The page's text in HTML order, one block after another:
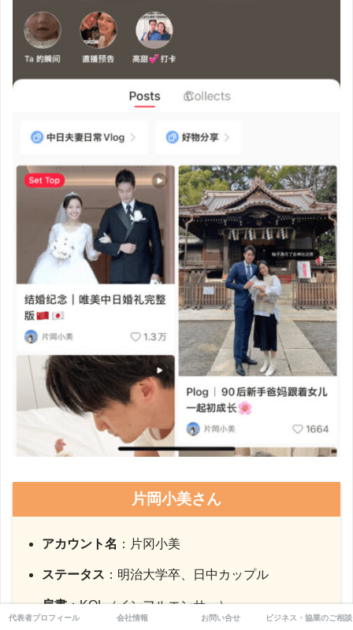
片岡小美さん
アカウント名 ：片冈小美
ステータス ：明治大学卒、日中カップル
肩書：KOL（インフルエンサー）
代表者プロフィール 会社情報 お問い合せ ビジネス・協業のご相談